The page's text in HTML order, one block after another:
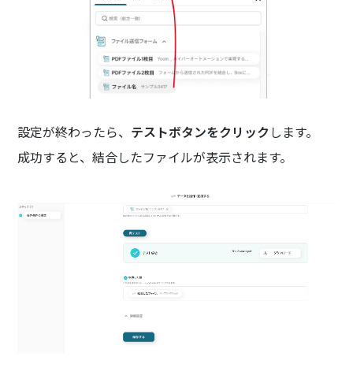
設定が終わったら、 テストボタンをクリック します。
成功すると、結合したファイルが表示されます。